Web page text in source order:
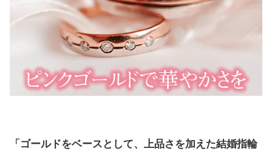
「ゴールドをベースとして、上品さを加えた結婚指輪